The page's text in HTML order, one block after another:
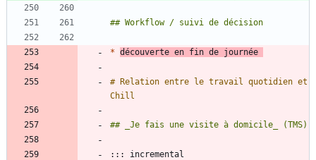
* découverte en fin de journée
# Relation entre le travail quotidien et